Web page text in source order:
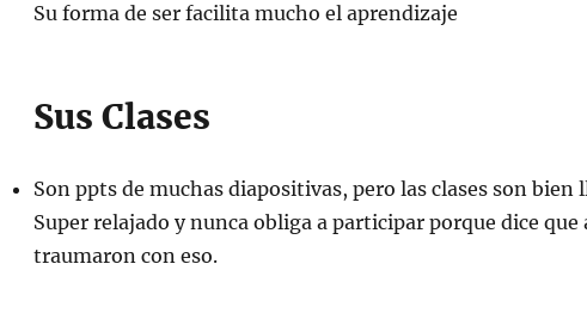
Su forma de ser facilita mucho el aprendizaje
Sus Clases
Son ppts de muchas diapositivas, pero las clases son bien
Super relajado y nunca obliga a participar porque dice que
traumaron con eso.